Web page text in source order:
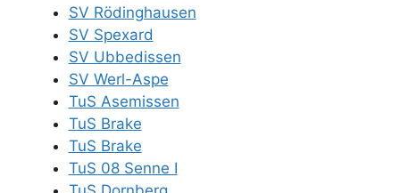
SV Rödinghausen
SV Spexard
SV Ubbedissen
SV Werl-Aspe
TuS Asemissen
TuS Brake
TuS Brake
TuS 08 Senne I